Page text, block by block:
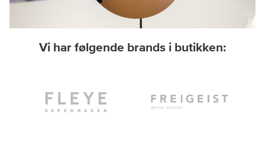
Vi har følgende brands i butikken: